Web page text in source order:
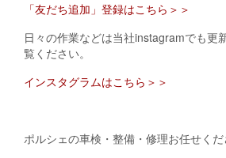
「友だち追加」登録はこちら＞＞
日々の作業などは当社instagramでも更
覧ください。
インスタグラムはこちら＞＞
ポルシェの車検・整備・修理お任せくだ